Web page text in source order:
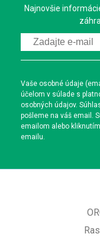
Najnovšie
Vaše osobné údaje
účelom v súlade s
osobných údajov.
pošleme na váš email.
emailom alebo
emailu.